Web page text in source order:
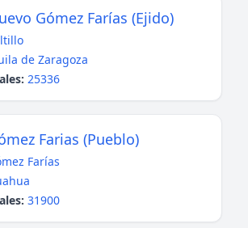
Gómez Farías (Ejido)
de Zaragoza
25336
Farias (Pueblo)
Farías
31900